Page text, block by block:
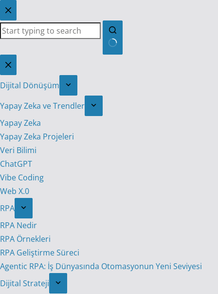
Skip
to
content
No
results
Dijital Dönüşüm
Yapay Zeka ve Trendler
Yapay Zeka
Yapay Zeka Projeleri
Veri Bilimi
ChatGPT
Vibe Coding
Web X.0
RPA
RPA Nedir
RPA Örnekleri
RPA Geliştirme Süreci
Agentic RPA: İş Dünyasında Otomasyonun Yeni Seviyesi
Dijital Strateji